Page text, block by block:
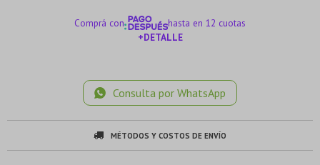
Comprá con
hasta en 12 cuotas
+DETALLE
Consulta por WhatsApp
MÉTODOS Y COSTOS DE ENVÍO